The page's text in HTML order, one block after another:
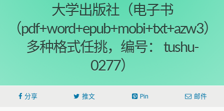
大学出版社（电子书
（pdf+word+epub+mobi+txt+azw3）
多种格式任挑，编号： tushu-
0277）
分享 推文 Pin 邮件